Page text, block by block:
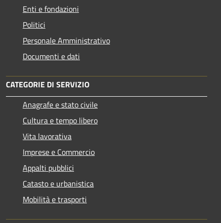
Enti e fondazioni
Politici
Personale Amministrativo
Documenti e dati
CATEGORIE DI SERVIZIO
Anagrafe e stato civile
Cultura e tempo libero
Vita lavorativa
Imprese e Commercio
Appalti pubblici
Catasto e urbanistica
Mobilità e trasporti